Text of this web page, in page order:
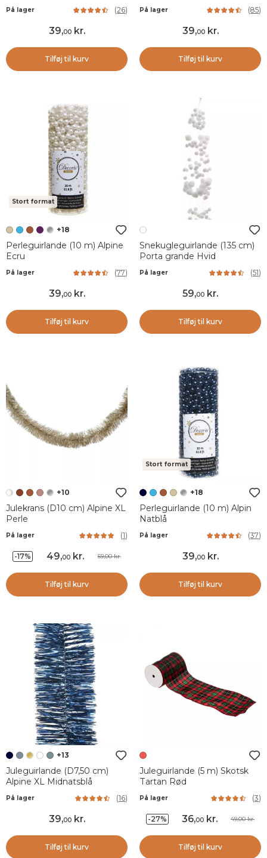
På lager (26)
39,00kr.
Tilføj til kurv
På lager (85)
39,00kr.
Tilføj til kurv
Stort format
+18
Perleguirlande (10 m) Alpine
Ecru
På lager (77)
39,00kr.
Tilføj til kurv
Snekugleguirlande (135 cm)
Porta grande Hvid
På lager (51)
59,00 kr.
Tilføj til kurv
+10
Julekrans (D10 cm) Alpine XL
Perle
På lager (1)
-17% 49,00kr. 59,00 kr.
Tilføj til kurv
Stort format
+18
Perleguirlande (10 m) Alpin
Natblå
På lager (37)
39,00kr.
Tilføj til kurv
+13
Juleguirlande (D7,50 cm)
Alpine XL Midnatsblå
På lager (16)
39,00kr.
Tilføj til kurv
Juleguirlande (5 m) Skotsk
Tartan Rød
På lager (3)
-27% 36,00 kr. 49,00 kr.
Tilføj til kurv